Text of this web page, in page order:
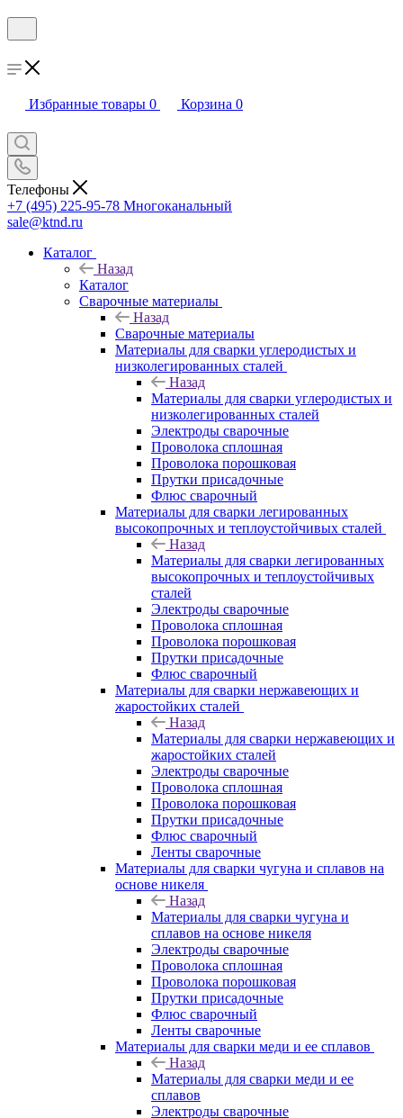
Избранные товары 0 Корзина 0
Телефоны
+7 (495) 225-95-78 Многоканальный
sale@ktnd.ru
Каталог
Назад
Каталог
Сварочные материалы
Назад
Сварочные материалы
Материалы для сварки углеродистых и
низколегированных сталей
Назад
Материалы для сварки углеродистых и
низколегированных сталей
Электроды сварочные
Проволока сплошная
Проволока порошковая
Прутки присадочные
Флюс сварочный
Материалы для сварки легированных
высокопрочных и теплоустойчивых сталей
Назад
Материалы для сварки легированных
высокопрочных и теплоустойчивых
сталей
Электроды сварочные
Проволока сплошная
Проволока порошковая
Прутки присадочные
Флюс сварочный
Материалы для сварки нержавеющих и
жаростойких сталей
Назад
Материалы для сварки нержавеющих и
жаростойких сталей
Электроды сварочные
Проволока сплошная
Проволока порошковая
Прутки присадочные
Флюс сварочный
Ленты сварочные
Материалы для сварки чугуна и сплавов на
основе никеля
Назад
Материалы для сварки чугуна и
сплавов на основе никеля
Электроды сварочные
Проволока сплошная
Проволока порошковая
Прутки присадочные
Флюс сварочный
Ленты сварочные
Материалы для сварки меди и ее сплавов
Назад
Материалы для сварки меди и ее
сплавов
Электроды сварочные